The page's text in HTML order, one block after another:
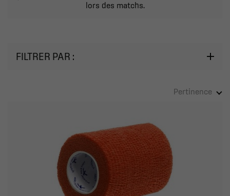
lors des matchs.
FILTRER PAR :
Pertinence